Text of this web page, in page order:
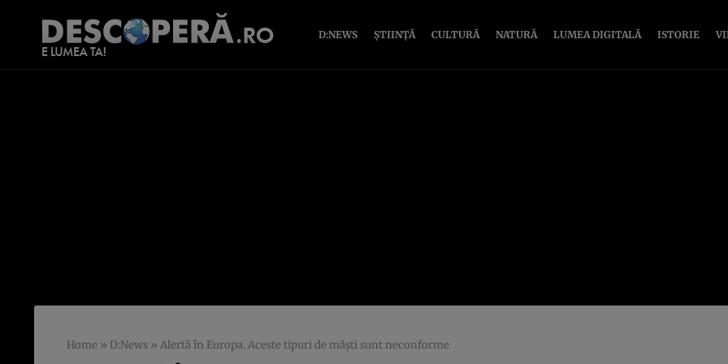
D:NEWS ȘTIINȚĂ CULTURĂ NATURĂ LUMEA DIGITALĂ ISTORIE
Home » D:News » Alertă în Europa. Aceste tipuri de măști sunt neconforme